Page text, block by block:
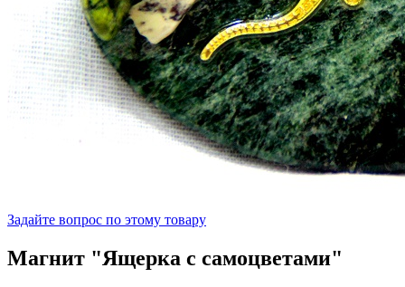
Задайте вопрос по этому товару
Магнит "Ящерка с самоцветами"